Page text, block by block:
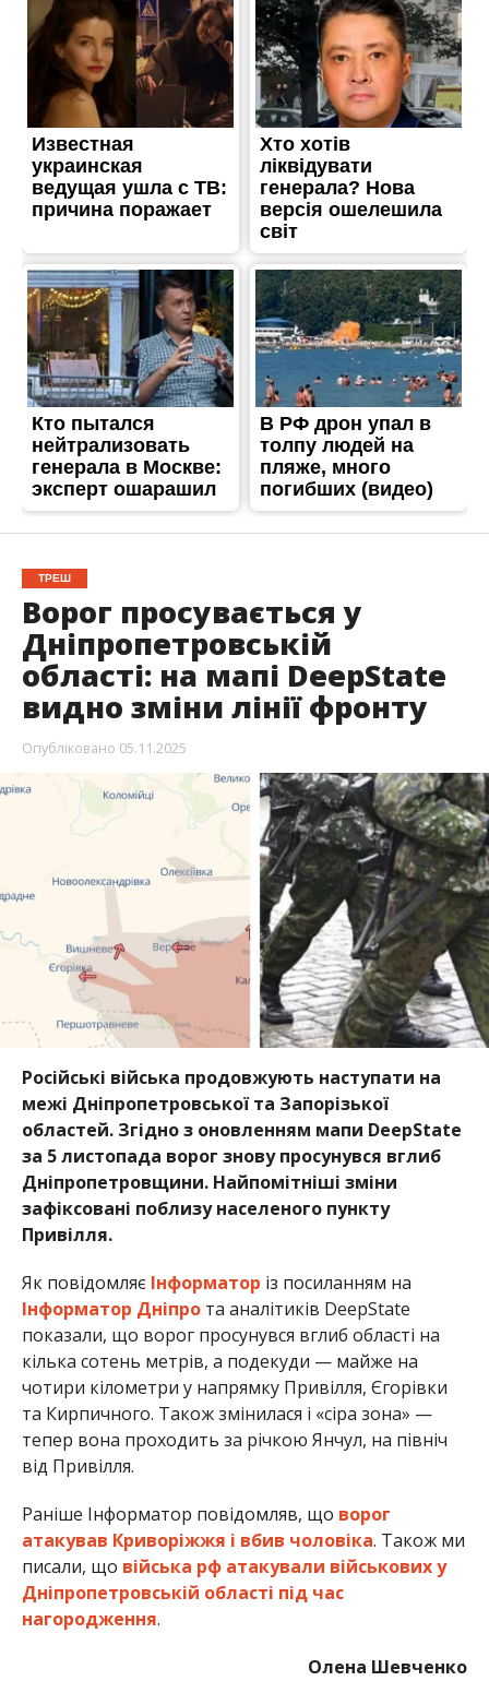
ТРЕШ
Ворог просувається у
Дніпропетровській
області: на мапі DeepState
видно зміни лінії фронту
Опубліковано 05.11.2025
Російські війська продовжують наступати на
межі Дніпропетровської та Запорізької
областей. Згідно з оновленням мапи DeepState
за 5 листопада ворог знову просунувся вглиб
Дніпропетровщини. Найпомітніші зміни
зафіксовані поблизу населеного пункту
Привілля.
Як повідомляє Інформатор із посиланням на
Інформатор Дніпрота аналітиків DeepState
показали, що ворог просунувся вглиб області на
кілька сотень метрів, а подекуди — майже на
чотири кілометри у напрямку Привілля, Єгорівки
та Кирпичного. Також змінилася і «сіра зона» —
тепер вона проходить за річкою Янчул, на північ
від Привілля.
Раніше Інформатор повідомляв, що ворог
атакував Криворіжжя і вбив чоловіка. Також ми
писали, що війська рф атакували військових у
Дніпропетровській області під час
нагородження.
Олена Шевченко